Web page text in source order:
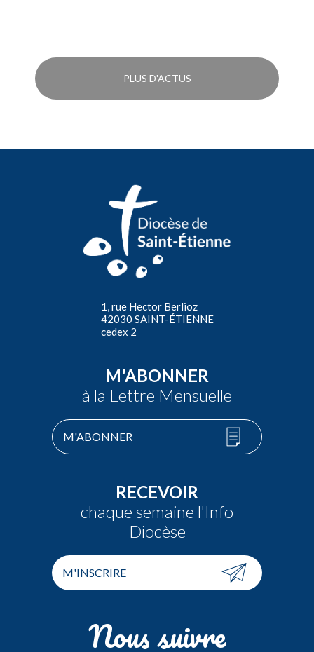
PLUS D'ACTUS
1, rue Hector Berlioz
42030 SAINT-ÉTIENNE
cedex 2
M'ABONNER
à la Lettre Mensuelle
M'ABONNER
RECEVOIR
chaque semaine l'Info
Diocèse
M'INSCRIRE
Nous suivre